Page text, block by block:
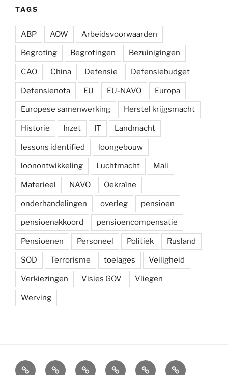
TAGS
ABP AOW Arbeidsvoorwaarden
Begroting Begrotingen Bezuinigingen
CAO China Defensie Defensiebudget
Defensienota EU EU-NAVO Europa
Europese samenwerking Herstel krijgsmacht
Historie Inzet IT Landmacht
lessons identified loongebouw
loonontwikkeling Luchtmacht Mali
Materieel NAVO Oekraïne
onderhandelingen overleg pensioen
pensioenakkoord pensioencompensatie
Pensioenen Personeel Politiek Rusland
SOD Terrorisme toelages Veiligheid
Verkiezingen Visies GOV Vliegen
Werving
Arbeidsvoorwaarden
Carré
Onze
Ledenvoordelen
AfdelingenSymposium